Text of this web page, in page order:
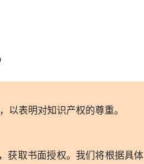
以表明对知识产权的尊重。
获取书面授权。我们将根据具体